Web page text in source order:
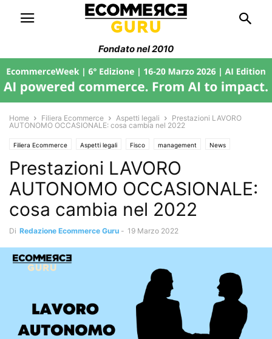
Fondato nel 2010
Home Filiera Ecommerce Aspetti legali
Prestazioni LAVORO
AUTONOMO OCCASIONALE: cosa cambia nel 2022
Filiera Ecommerce Aspetti legali Fisco management News
Prestazioni LAVORO
AUTONOMO OCCASIONALE:
cosa cambia nel 2022
Di Redazione Ecommerce Guru - 19 Marzo 2022